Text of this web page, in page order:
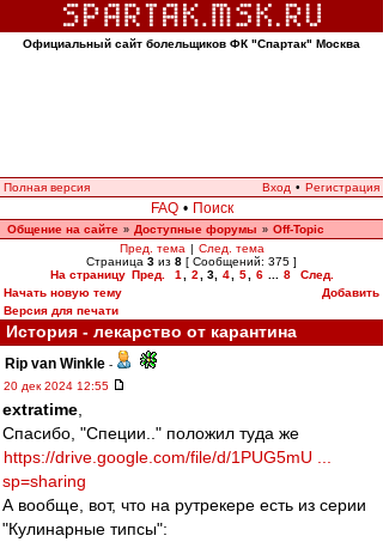
Официальный сайт болельщиков ФК "Спартак" Москва
Полная версия Вход • Регистрация
FAQ • Поиск
Общение на сайте » Доступные форумы » Off-Topic
Пред. тема | След. тема
Страница 3 из 8 [ Сообщений: 375 ]
На страницу Пред. 1 2 3, 4 5 6 8
След.
Начать новую тему
Добавить
Версия для печати
История - лекарство от карантина
Rip van Winkle -
20 дек 2024 12:55
extratime
Спасибо, "Специи.." положил туда же
https://drive.google.com/file/d/1PUG5mU ...
sp=sharing
А вообще, вот, что на рутрекере есть из серии
"Кулинарные типсы":